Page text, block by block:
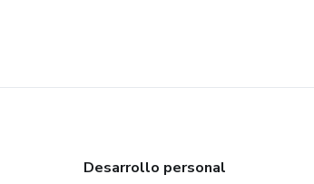
Desarrollo personal